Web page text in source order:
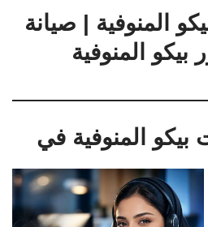
المنوفية | صيانة
بيكو المنوفية
بيكو المنوفية في